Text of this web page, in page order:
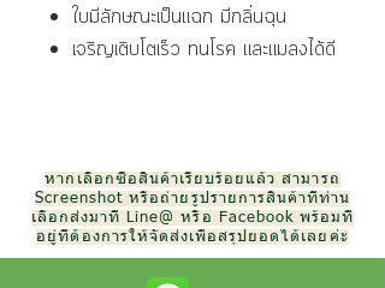
ใบมีลักษณะเป็นแฉก มีกลิ่นฉุน
เจริญเติบโตเร็ว ทนโรค และแมลงได้ดี
หากเลือกซื้อสินค้าเรียบร้อยแล้ว สามารถ
Screenshot หรือถ่ายรูปรายการสินค้าที่ท่าน
เลือกส่งมาที่ Line@ หรือ Facebook พร้อมที่
อยู่ที่ต้องการให้จัดส่งเพื่อสรุปยอดได้เลยค่ะ